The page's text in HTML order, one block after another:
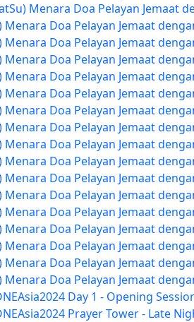
Menara Doa Pelayan Jemaat
Menara Doa Pelayan Jemaat
Menara Doa Pelayan Jemaat
Menara Doa Pelayan Jemaat
Menara Doa Pelayan Jemaat
Menara Doa Pelayan Jemaat
Menara Doa Pelayan Jemaat
Menara Doa Pelayan Jemaat
Menara Doa Pelayan Jemaat
Menara Doa Pelayan Jemaat
Menara Doa Pelayan Jemaat
Menara Doa Pelayan Jemaat
Menara Doa Pelayan Jemaat
Menara Doa Pelayan Jemaat
Menara Doa Pelayan Jemaat
Menara Doa Pelayan Jemaat
Menara Doa Pelayan Jemaat
Day 1 - Opening
Prayer Tower - Late